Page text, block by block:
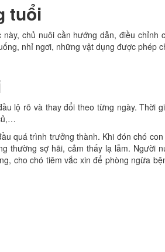
tuổi
chủ nuôi cần hướng dẫn, điều chỉnh
nhỉ ngơi, những vật dụng được phép
lộ rõ và thay đổi theo từng ngày. Thời
quá trình trưởng thành. Khi đón chó
thường sợ hãi, cảm thấy lạ lẫm. Người
cho chó tiêm vắc xin để phòng ngừa